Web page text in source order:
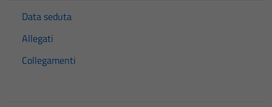
Data seduta
Allegati
Collegamenti